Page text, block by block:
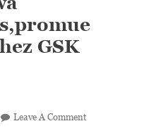
GSK
Leave A CommentOn